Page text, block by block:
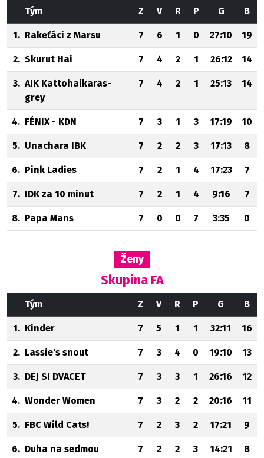
Tým Z V R P G B
1. Rakeťáci z Marsu 7 6 1 0 27:10 19
2. Skurut Hai 7 4 2 1 26:12 14
3. AIK Kattohaikaras-
grey
7 4 2 1 25:13 14
4. FÉNIX - KDN 7 3 1 3 17:19 10
5. Unachara IBK 7 2 2 3 17:13 8
6. Pink Ladies 7 2 1 4 17:23 7
7. IDK za 10 minut 7 2 1 4 9:16 7
8. Papa Mans 7 0 0 7 3:35 0
Ženy
Skupina FA
Tým Z V R P G B
1. Kinder 7 5 1 1 32:11 16
2. Lassie's snout 7 3 4 0 19:10 13
3. DEJ SI DVACET 7 3 3 1 26:16 12
4. Wonder Women 7 3 2 2 20:16 11
5. FBC Wild Cats! 7 2 3 2 17:21 9
6. Duha na sedmou 7 2 2 3 14:21 8